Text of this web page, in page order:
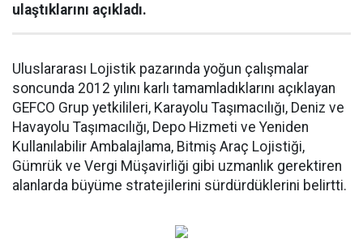
ulaştıklarını açıkladı.
Uluslararası Lojistik pazarında yoğun çalışmalar
soncunda 2012 yılını karlı tamamladıklarını açıklayan
GEFCO Grup yetkilileri, Karayolu Taşımacılığı, Deniz ve
Havayolu Taşımacılığı, Depo Hizmeti ve Yeniden
Kullanılabilir Ambalajlama, Bitmiş Araç Lojistiği,
Gümrük ve Vergi Müşavirliği gibi uzmanlık gerektiren
alanlarda büyüme stratejilerini sürdürdüklerini belirtti.